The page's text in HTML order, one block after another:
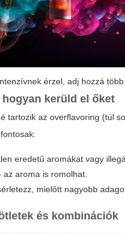
érzel, adj hozzá
kerüld el őket
tartozik az overflavoring (túl
eredetű aromákat vagy
aroma is romolhat.
mielőtt nagyobb
és kombinációk